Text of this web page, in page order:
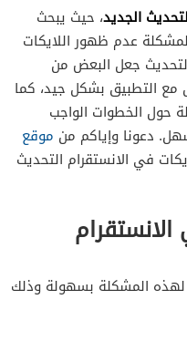
الجديد، حيث يبحث
عدم ظهور اللايكات
جعل البعض من
مع التطبيق بشكل جيد، كما
حول الخطوات الواجب
دعونا وإياكم من موقع
في الانستقرام التحديث
المشكلة بسهولة وذلك